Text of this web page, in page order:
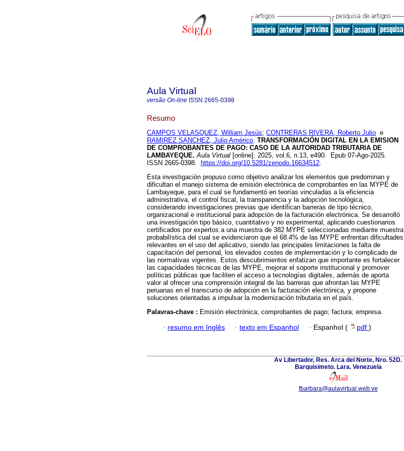
Aula Virtual
versão On-line ISSN 2665-0398
Resumo
CAMPOS VELASQUEZ, William Jesús; CONTRERAS RIVERA, Roberto Julio e
RAMIREZ SANCHEZ, Julio Américo. TRANSFORMACIÓN DIGITAL EN LA EMISION
DE COMPROBANTES DE PAGO: CASO DE LA AUTORIDAD TRIBUTARIA DE
LAMBAYEQUE. Aula Virtual [online]. 2025, vol.6, n.13, e490. Epub 07-Ago-2025.
ISSN 2665-0398.
https://doi.org/10.5281/zenodo.16634512.
Esta investigación propuso como objetivo analizar los elementos que predominan y
dificultan el manejo sistema de emisión electrónica de comprobantes en las MYPE de
Lambayeque, para el cual se fundamentó en teorías vinculadas a la eficiencia
administrativa, el control fiscal, la transparencia y la adopción tecnológica,
considerando investigaciones previas que identifican barreras de tipo técnico,
organizacional e institucional para adopción de la facturación electrónica. Se desarrolló
una investigación tipo básico, cuantitativo y no experimental, aplicando cuestionarios
certificados por expertos a una muestra de 382 MYPE seleccionadas mediante muestra
probabilística del cual se evidenciaron que el 68.4% de las MYPE enfrentan dificultades
relevantes en el uso del aplicativo, siendo las principales limitaciones la falta de
capacitación del personal, los elevados costes de implementación y lo complicado de
las normativas vigentes. Estos descubrimientos enfatizan que importante es fortalecer
las capacidades técnicas de las MYPE, mejorar el soporte institucional y promover
políticas públicas que faciliten el acceso a tecnologías digitales, además de aporta
valor al ofrecer una comprensión integral de las barreras que afrontan las MYPE
peruanas en el transcurso de adopción en la facturación electrónica, y propone
soluciones orientadas a impulsar la modernización tributaria en el país.
Palavras-chave : Emisión electrónica; comprobantes de pago; factura; empresa.
· resumo em Inglês · texto em Espanhol · Espanhol ( pdf )
Av Libertador, Res. Arca del Norte, Nro. 52D.
Barquisimeto. Lara. Venezuela
fbarbara@aulavirtual.web.ve